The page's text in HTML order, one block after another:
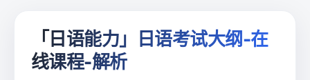
「日语能力」日语考试大纲-在
线课程-解析